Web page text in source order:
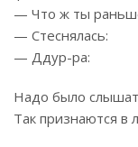
— Что ж ты
— Стеснялась:
— Ддур-ра:
Надо было
Так признаются в